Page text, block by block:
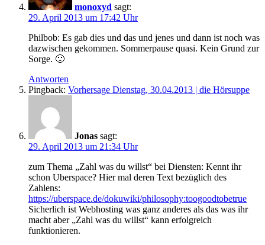
monoxyd sagt:
29. April 2013 um 17:42 Uhr
Philbob: Es gab dies und das und jenes und dann ist noch was
dazwischen gekommen. Sommerpause quasi. Kein Grund zur
Sorge. 🙂
Antworten
Pingback: Vorhersage Dienstag, 30.04.2013 | die Hörsuppe
Jonas sagt:
29. April 2013 um 21:34 Uhr
zum Thema „Zahl was du willst“ bei Diensten: Kennt ihr
schon Uberspace? Hier mal deren Text bezüglich des
Zahlens:
https://uberspace.de/dokuwiki/philosophy:toogoodtobetrue
Sicherlich ist Webhosting was ganz anderes als das was ihr
macht aber „Zahl was du willst“ kann erfolgreich
funktionieren.